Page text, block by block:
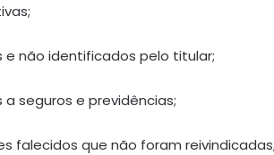
e não identificados pelo titular;
seguros e previdências;
falecidos que não foram reivindicadas;